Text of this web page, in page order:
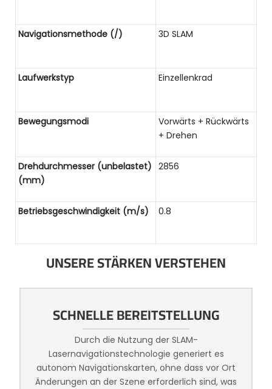
Navigationsmethode (/) 3D SLAM
Laufwerkstyp Einzellenkrad
Bewegungsmodi
Vorwärts + Rückwärts
+ Drehen
Drehdurchmesser (unbelastet)
(mm)
2856
Betriebsgeschwindigkeit (m/s) 0.8
UNSERE STÄRKEN VERSTEHEN
SCHNELLE BEREITSTELLUNG
Durch die Nutzung der SLAM-
Lasernavigationstechnologie generiert es
autonom Navigationskarten, ohne dass vor Ort
Änderungen an der Szene erforderlich sind, was